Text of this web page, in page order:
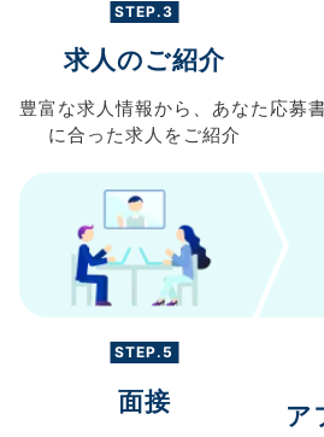
STEP.3
求人のご紹介
豊富な求人情報から、 あなた
に合った求人を ご紹介
応募
STEP.5
面接
ア